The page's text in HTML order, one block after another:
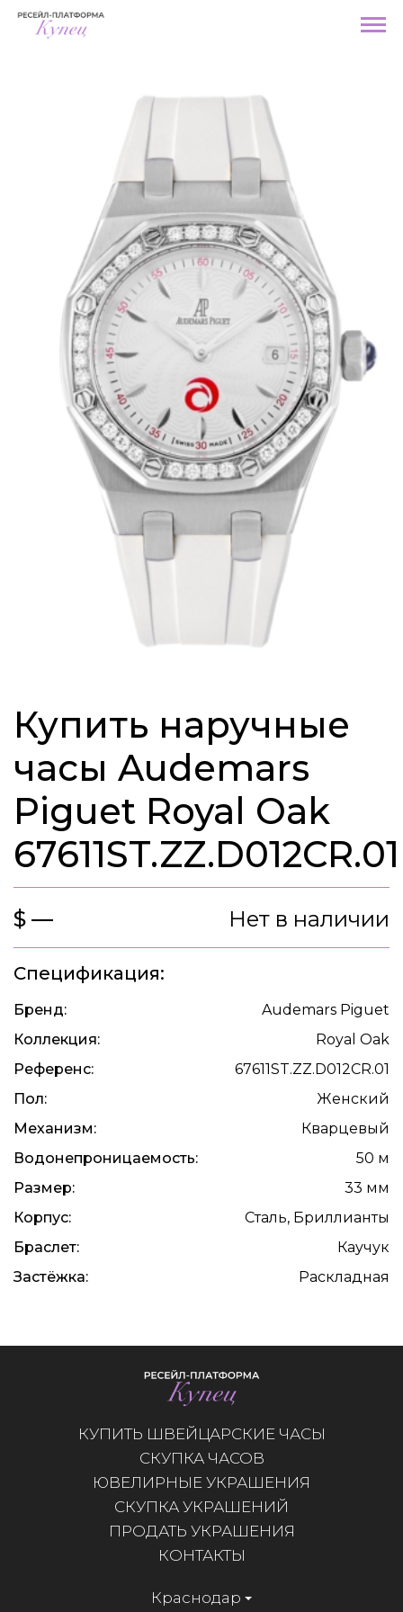
Купить наручные
часы Audemars
Piguet Royal Oak
67611ST.ZZ.D012CR.01
$ — Нет в наличии
Спецификация:
Бренд:
Audemars Piguet
Коллекция:
Royal Oak
Референс:
67611ST.ZZ.D012CR.01
Пол:
Женский
Механизм:
Кварцевый
Водонепроницаемость:
50 м
Размер:
33 мм
Корпус:
Сталь, Бриллианты
Браслет:
Каучук
Застёжка:
Раскладная
КУПИТЬ ШВЕЙЦАРСКИЕ ЧАСЫ
СКУПКА ЧАСОВ
ЮВЕЛИРНЫЕ УКРАШЕНИЯ
СКУПКА УКРАШЕНИЙ
ПРОДАТЬ УКРАШЕНИЯ
КОНТАКТЫ
Краснодар